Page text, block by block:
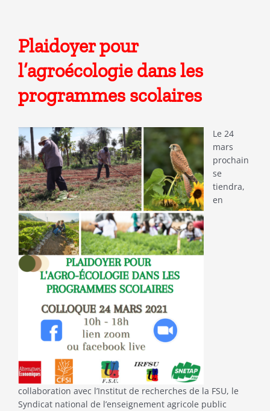
Plaidoyer pour
l’agroécologie dans les
programmes scolaires
Le 24
mars
prochain
se
tiendra,
en
collaboration avec l’Institut de recherches de la FSU, le
Syndicat national de l’enseignement agricole public